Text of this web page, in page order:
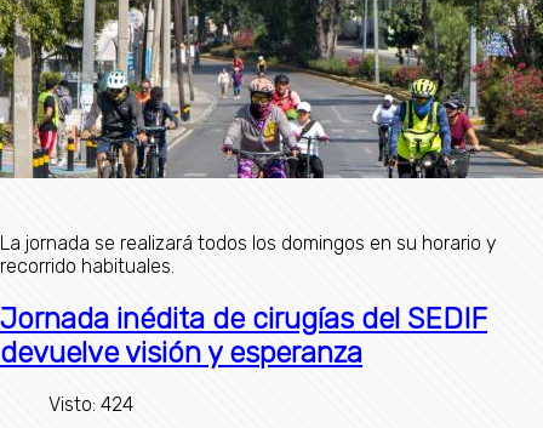
La jornada se realizará todos los domingos en su horario y
recorrido habituales.
Jornada inédita de cirugías del SEDIF
devuelve visión y esperanza
Visto: 424